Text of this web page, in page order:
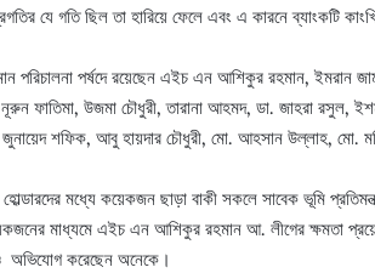
যে গতি ছিল তা হারিয়ে ফেলে এবং এ কারনে ব্যাংকটি
পরিচালনা পর্ষদে রয়েছেন এইচ এন আশিকুর রহমান, ইমরান
ফাতিমা, উজমা চৌধুরী, তারানা আহমদ, ডা. জাহরা রসুল,
শফিক, আবু হায়দার চৌধুরী, মো. আহসান উল্লাহ, মো.
মধ্যে কয়েকজন ছাড়া বাকী সকলে সাবেক ভূমি
মাধ্যমে এইচ এন আশিকুর রহমান আ. লীগের ক্ষমতা প্রয়োগ
অভিযোগ করেছেন অনেকে।